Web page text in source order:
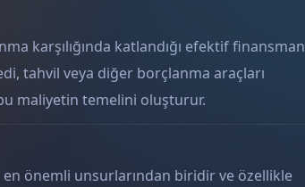
karşılığında katlandığı efektif finansman
tahvil veya diğer borçlanma araçları
maliyetin temelini oluşturur.
en önemli unsurlarından biridir ve özellikle